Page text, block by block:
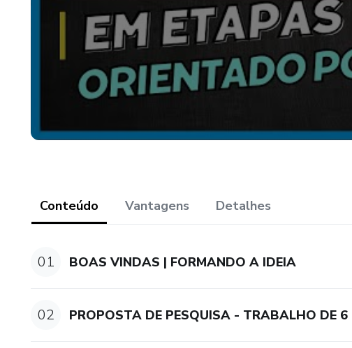
• Organização do trabalho por blocos
• Exportação para Word formatado
• Treinamento para utilização da
Se você procura uma ferramenta
app para fazer TCC, ferramenta para
Conteúdo Vantagens Detalhes
01 BOAS VINDAS | FORMANDO A IDEIA
02 PROPOSTA DE PESQUISA - TRABALHO DE 6